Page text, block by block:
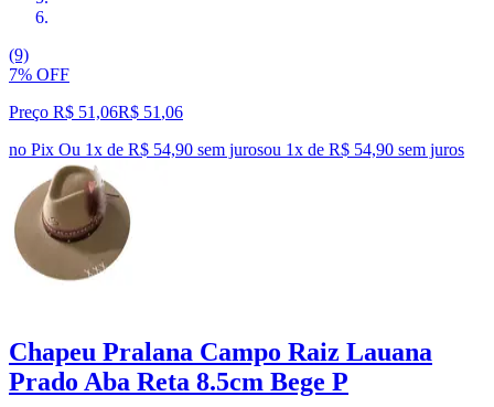
(9)
7% OFF
Preço R$ 51,06R$ 51 ,06
no Pix Ou 1x de R$ 54,90 sem jurosou 1x de R$ 54,90 sem juros
Chapeu Pralana Campo Raiz Lauana
Prado Aba Reta 8.5cm Bege P